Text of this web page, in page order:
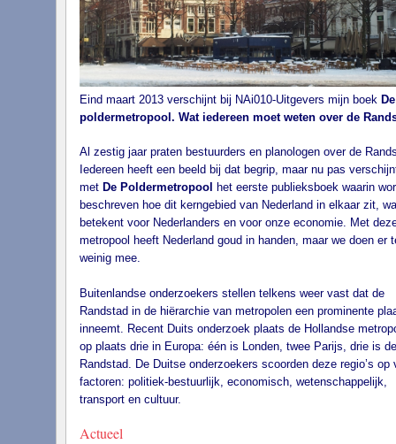
Eind maart 2013 verschijnt bij NAi010-Uitgevers mijn boek De
poldermetropool. Wat iedereen moet weten over de
Al zestig jaar praten bestuurders en planologen over de
Iedereen heeft een beeld bij dat begrip, maar nu pas
met De Poldermetropool
het eerste publieksboek waarin
beschreven hoe dit kerngebied van Nederland in elkaar zit,
betekent voor Nederlanders en voor onze economie. Met
metropool heeft Nederland goud in handen, maar we doen er
weinig mee.
Buitenlandse onderzoekers stellen telkens weer vast dat de
Randstad in de hiërarchie van metropolen een prominente
inneemt. Recent Duits onderzoek plaats de Hollandse
op plaats drie in Europa: één is Londen, twee Parijs, drie is de
Randstad. De Duitse onderzoekers scoorden deze regio’s op
factoren: politiek-bestuurlijk, economisch, wetenschappelijk,
transport en cultuur.
Actueel